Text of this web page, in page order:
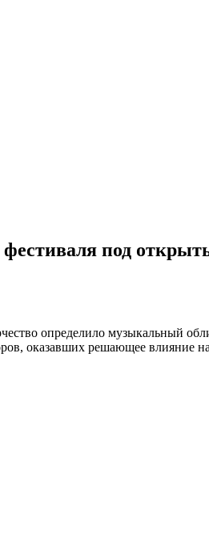
под
определило музыкальный
оказавших решающее влияние